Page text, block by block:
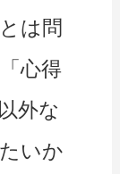
は問
心得
外な
いか